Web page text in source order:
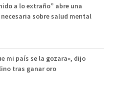
a lo extraño” abre una
sobre salud mental
mi país se la gozara», dijo
tras ganar oro